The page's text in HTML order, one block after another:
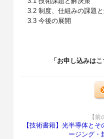
3.2 制度、仕組みの課題
3.3 今後の展開
「お申し込みは
【前
【技術書籍】光半導体とそ
ージング・